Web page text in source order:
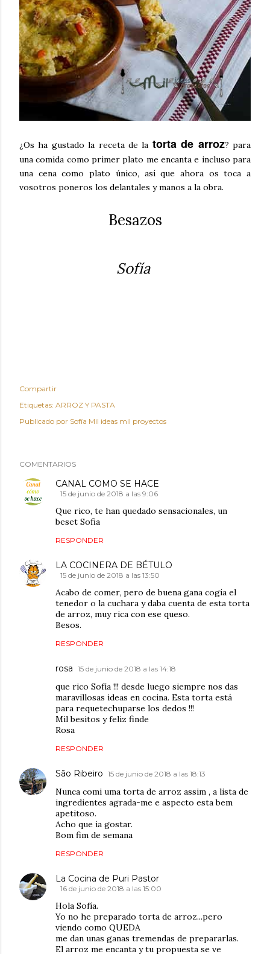
¿Os ha gustado la receta de la torta de arroz? para
una comida como primer plato me encanta e incluso para
una cena como plato único, así que ahora os toca a
vosotros poneros los delantales y manos a la obra.
Besazos
Sofía
Compartir
Etiquetas: ARROZ Y PASTA
Publicado por Sofía Mil ideas mil proyectos
COMENTARIOS
CANAL COMO SE HACE
15 de junio de 2018 a las 9:06
Que rico, te han quedado sensacionales, un
beset Sofia
RESPONDER
LA COCINERA DE BÉTULO
15 de junio de 2018 a las 13:50
Acabo de comer, pero de buena gana cogía el
tenedor o la cuchara y daba cuenta de esta torta
de arroz, muy rica con ese queso.
Besos.
RESPONDER
rosa 15 de junio de 2018 a las 14:18
que rico Sofía !!! desde luego siempre nos das
maravillosas ideas en cocina. Esta torta está
para requetechuparse los dedos !!!
Mil besitos y feliz finde
Rosa
RESPONDER
São Ribeiro 15 de junio de 2018 a las 18:13
Nunca comi uma torta de arroz assim , a lista de
ingredientes agrada-me e aspecto esta bem
apetitoso.
Acho que ia gostar.
Bom fim de semana
RESPONDER
La Cocina de Puri Pastor
16 de junio de 2018 a las 15:00
Hola Sofía.
Yo no he preparado torta de arroz...pero
viendo como QUEDA
me dan unas ganas tremendas de prepararlas.
El arroz me encanta y tu propuesta se ve